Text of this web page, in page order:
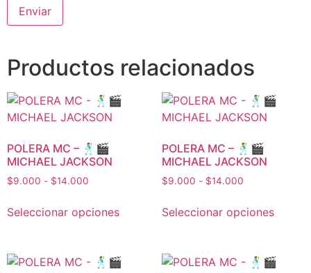
Productos relacionados
POLERA MC – 🕺🎬
MICHAEL JACKSON
$9.000 - $14.000
Seleccionar opciones
POLERA MC – 🕺🎬
MICHAEL JACKSON
$9.000 - $14.000
Seleccionar opciones